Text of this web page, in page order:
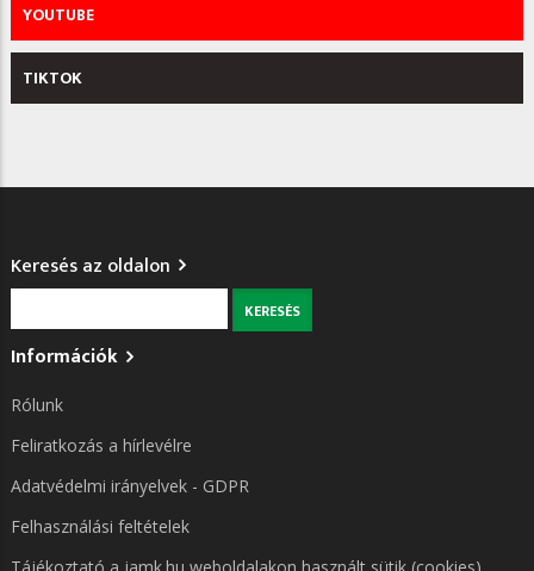
YOUTUBE
TIKTOK
Keresés az oldalon
Információk
Rólunk
Feliratkozás a hírlevélre
Adatvédelmi irányelvek - GDPR
Felhasználási feltételek